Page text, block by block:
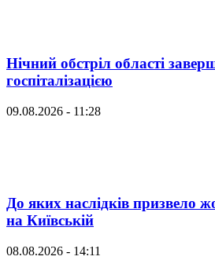
Нічний обстріл області
госпіталізацією
09.08.2026 - 11:28
До яких наслідків призвело
на Київській
08.08.2026 - 14:11